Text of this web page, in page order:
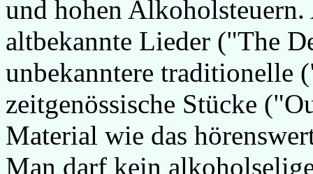
und hohen
altbekannte Lieder ("The
unbekanntere traditionelle
zeitgenössische Stücke
Material wie das
Man darf kein